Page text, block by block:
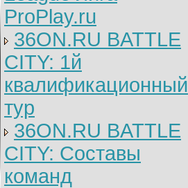
ProPlay.ru
36ON.RU BATTLE
CITY: 1й
квалификационный
тур
36ON.RU BATTLE
CITY: Составы
команд